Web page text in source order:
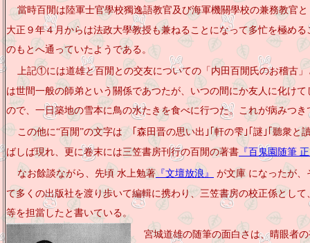
當時百閒は陸軍士官學校獨逸語教官及び海軍機關學校の兼務教官
大正９年４月からは法政大學教授も兼ねることになって多忙を極め
のもとへ通っていたようである。
上記①には道雄と百閒との交友についての「内田百閒氏のお稽古
は世間一般の師弟という關係であつたが、いつの間にか友人に化け
ので、一日築地の雪本に鳥の水たきを食べに行つた。これが病みつ
この他に“百閒”の文字は ｢森田 晋の思い出｣｢軒の雫｣｢謎｣｢聽衆と
ばしば現れ、更に卷末には三笠書房刊行の百閒の著書 『百鬼園随筆
なお餘談ながら、先頃 水上勉著『文壇放浪』
が文庫 になったが
て多くの出版社を渡り歩いて編輯に携わり、三笠書房の校正係として
等を担當したと書いている。
宮城道雄の随筆の面白さは、晴眼者